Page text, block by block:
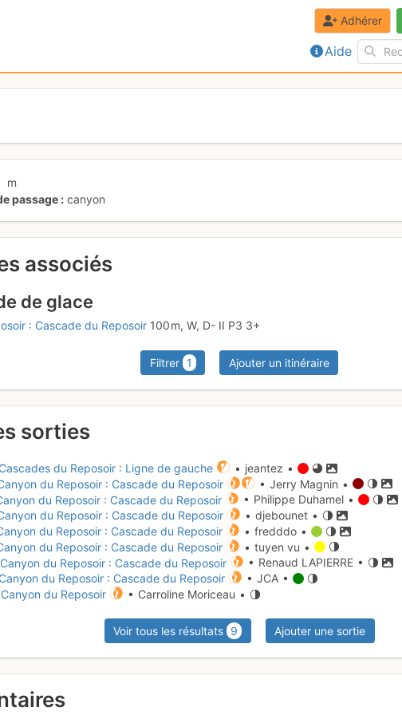
Aide
Adhérer
m
passage
canyon
associés
de glace
: Cascade du Reposoir 100 m,W, D- II P3 3+
Filtrer 1 Ajouter un itinéraire
sorties
Cascades du Reposoir : Ligne de gauche
• jeantez •
du Reposoir : Cascade du Reposoir
• Jerry Magnin •
du Reposoir : Cascade du Reposoir
• Philippe Duhamel •
du Reposoir : Cascade du Reposoir
• djebounet •
du Reposoir : Cascade du Reposoir
• fredddo •
du Reposoir : Cascade du Reposoir
• tuyen vu •
Canyon du Reposoir : Cascade du Reposoir
• Renaud LAPIERRE •
Canyon du Reposoir : Cascade du Reposoir
• JCA •
Canyon du Reposoir • Carroline Moriceau •
Voir tous les résultats 9 Ajouter une sortie